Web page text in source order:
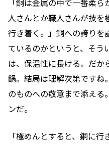
人さんとか職人さんが技を
行き着く。」銅への誇りを
ているのかというと、そう
は、保温性に長ける。だか
鍋。結局は理解次第ですね
のものへの敬意まで添える
ンだ。
「極めんとすると、銅に